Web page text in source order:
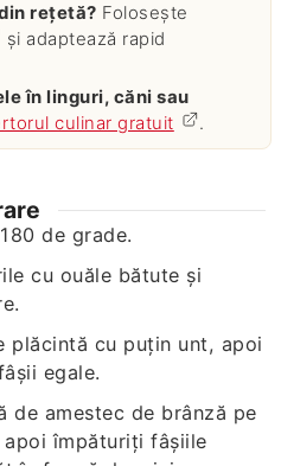
rețetă? Folosește
și adaptează rapid
culinar gratuit .
de grade.
cu ouăle bătute și
plăcintă cu puțin unt, apoi
egale.
de amestec de brânză pe
împăturiți fâșiile